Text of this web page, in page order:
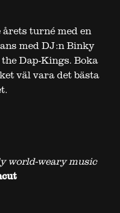
turné med en
med DJ:n Binky
Dap-Kings. Boka
väl vara det bästa
world-weary music